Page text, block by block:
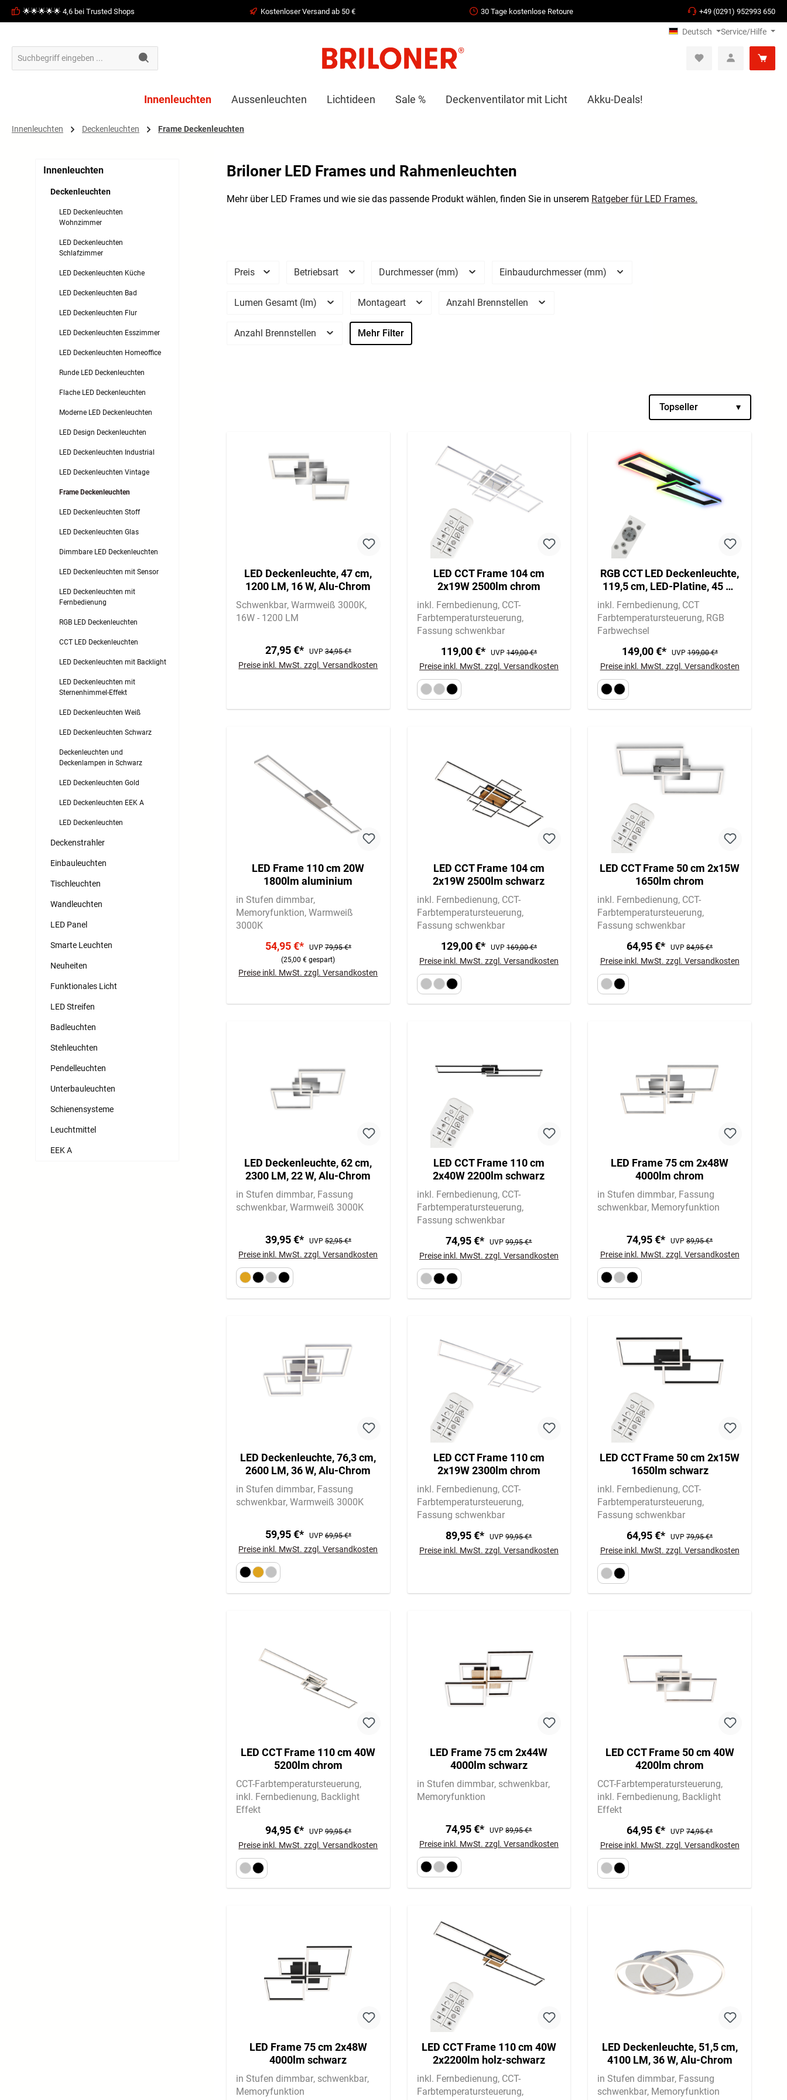
Zur Hauptnavigation springen
🌟🌟🌟🌟🌟 4,6 bei Trusted Shops Kostenloser Versand ab 50 € 30 Tage kostenlose Retoure +49 (0291) 952993 650
Deutsch Service/Hilfe
Innenleuchten Aussenleuchten Lichtideen Sale % Deckenventilator mit Licht Akku-Deals!
Innenleuchten Deckenleuchten Frame Deckenleuchten
Innenleuchten
Deckenleuchten
LED Deckenleuchten
Wohnzimmer
LED Deckenleuchten
Schlafzimmer
LED Deckenleuchten Küche
LED Deckenleuchten Bad
LED Deckenleuchten Flur
LED Deckenleuchten Esszimmer
LED Deckenleuchten Homeoffice
Runde LED Deckenleuchten
Flache LED Deckenleuchten
Moderne LED Deckenleuchten
LED Design Deckenleuchten
LED Deckenleuchten Industrial
LED Deckenleuchten Vintage
Frame Deckenleuchten
LED Deckenleuchten Stoff
LED Deckenleuchten Glas
Dimmbare LED Deckenleuchten
LED Deckenleuchten mit Sensor
LED Deckenleuchten mit
Fernbedienung
RGB LED Deckenleuchten
CCT LED Deckenleuchten
LED Deckenleuchten mit Backlight
LED Deckenleuchten mit
Sternenhimmel-Effekt
LED Deckenleuchten Weiß
LED Deckenleuchten Schwarz
Deckenleuchten und
Deckenlampen in Schwarz
LED Deckenleuchten Gold
LED Deckenleuchten EEK A
LED Deckenleuchten
Deckenstrahler
Einbauleuchten
Tischleuchten
Wandleuchten
LED Panel
Smarte Leuchten
Neuheiten
Funktionales Licht
LED Streifen
Badleuchten
Stehleuchten
Pendelleuchten
Unterbauleuchten
Schienensysteme
Leuchtmittel
EEK A
Briloner LED Frames und Rahmenleuchten
Mehr über LED Frames und wie sie das passende Produkt wählen, finden Sie in unserem Ratgeber für LED Frames.
Preis Betriebsart Durchmesser (mm) Einbaudurchmesser (mm)
Lumen Gesamt (lm) Montageart Anzahl Brennstellen
Anzahl Brennstellen Mehr Filter
Topseller ▾
LED Deckenleuchte, 47 cm,
1200 LM, 16 W, Alu-Chrom
Schwenkbar Warmweiß 3000K
16W - 1200 LM
27,95 €* UVP34,95 €*
Preise inkl. MwSt. zzgl. Versandkosten
LED CCT Frame 104 cm
2x19W 2500lm chrom
inkl. Fernbedienung CCT-
Farbtemperatursteuerung
Fassung schwenkbar
119,00 €* UVP 149,00 €*
Preise inkl. MwSt. zzgl. Versandkosten
RGB CCT LED Deckenleuchte,
119,5 cm, LED-Platine, 45 W,
4400 lm, schwarz
inkl. Fernbedienung CCT
Farbtemperatursteuerung RGB
Farbwechsel
149,00 €* UVP199,00 €*
Preise inkl. MwSt. zzgl. Versandkosten
LED Frame 110 cm 20W
1800lm aluminium
in Stufen dimmbar
Memoryfunktion Warmweiß
3000K
54,95 €* UVP79,95 €*
(25,00 € gespart)
Preise inkl. MwSt. zzgl. Versandkosten
LED CCT Frame 104 cm
2x19W 2500lm schwarz
inkl. Fernbedienung CCT-
Farbtemperatursteuerung
Fassung schwenkbar
129,00 €* UVP 169,00 €*
Preise inkl. MwSt. zzgl. Versandkosten
LED CCT Frame 50 cm 2x15W
1650lm chrom
inkl. Fernbedienung CCT-
Farbtemperatursteuerung
Fassung schwenkbar
64,95 €* UVP84,95 €*
Preise inkl. MwSt. zzgl. Versandkosten
LED Deckenleuchte, 62 cm,
2300 LM, 22 W, Alu-Chrom
in Stufen dimmbar Fassung
schwenkbar Warmweiß 3000K
39,95 €* UVP52,95 €*
Preise inkl. MwSt. zzgl. Versandkosten
LED CCT Frame 110 cm
2x40W 2200lm schwarz
inkl. Fernbedienung CCT-
Farbtemperatursteuerung
Fassung schwenkbar
74,95 €* UVP99,95 €*
Preise inkl. MwSt. zzgl. Versandkosten
LED Frame 75 cm 2x48W
4000lm chrom
in Stufen dimmbar Fassung
schwenkbar Memoryfunktion
74,95 €* UVP89,95 €*
Preise inkl. MwSt. zzgl. Versandkosten
LED Deckenleuchte, 76,3 cm,
2600 LM, 36 W, Alu-Chrom
in Stufen dimmbar Fassung
schwenkbar Warmweiß 3000K
59,95 €* UVP69,95 €*
Preise inkl. MwSt. zzgl. Versandkosten
LED CCT Frame 110 cm
2x19W 2300lm chrom
inkl. Fernbedienung CCT-
Farbtemperatursteuerung
Fassung schwenkbar
89,95 €* UVP99,95 €*
Preise inkl. MwSt. zzgl. Versandkosten
LED CCT Frame 50 cm 2x15W
1650lm schwarz
inkl. Fernbedienung CCT-
Farbtemperatursteuerung
Fassung schwenkbar
64,95 €* UVP79,95 €*
Preise inkl. MwSt. zzgl. Versandkosten
LED CCT Frame 110 cm 40W
5200lm chrom
CCT-Farbtemperatursteuerung
inkl. Fernbedienung Backlight
Effekt
94,95 €* UVP99,95 €*
Preise inkl. MwSt. zzgl. Versandkosten
LED Frame 75 cm 2x44W
4000lm schwarz
in Stufen dimmbar schwenkbar
Memoryfunktion
74,95 €* UVP89,95 €*
Preise inkl. MwSt. zzgl. Versandkosten
LED CCT Frame 50 cm 40W
4200lm chrom
CCT-Farbtemperatursteuerung
inkl. Fernbedienung Backlight
Effekt
64,95 €* UVP74,95 €*
Preise inkl. MwSt. zzgl. Versandkosten
LED Frame 75 cm 2x48W
4000lm schwarz
in Stufen dimmbar schwenkbar
Memoryfunktion
LED CCT Frame 110 cm 40W
2x2200lm holz-schwarz
inkl. Fernbedienung CCT-
Farbtemperatursteuerung
LED Deckenleuchte, 51,5 cm,
4100 LM, 36 W, Alu-Chrom
in Stufen dimmbar Fassung
schwenkbar Memoryfunktion